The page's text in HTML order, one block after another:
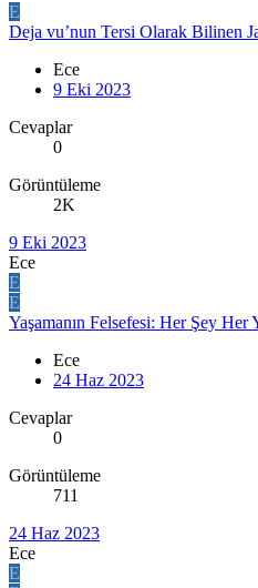
E
Deja vu’nun Tersi Olarak Bilinen
Ece
9 Eki 2023
Cevaplar
0
Görüntüleme
2K
9 Eki 2023
Ece
E
E
Yaşamanın Felsefesi: Her Şey Her
Ece
24 Haz 2023
Cevaplar
0
Görüntüleme
711
24 Haz 2023
Ece
E